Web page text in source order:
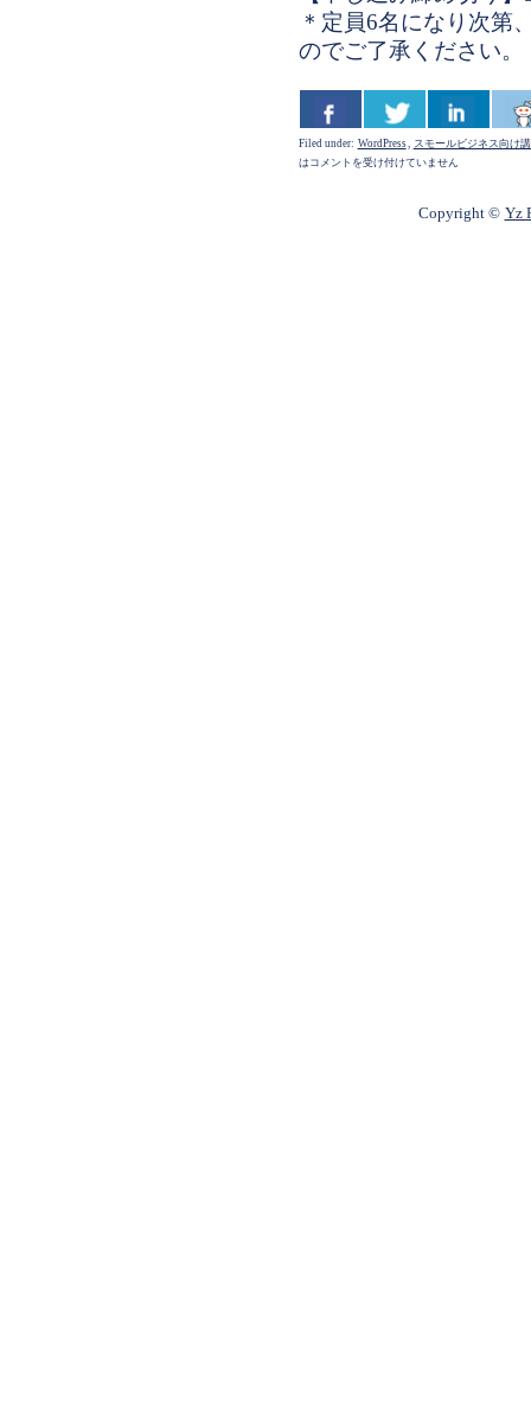
＊定員6名になり次第
のでご了承ください。
Filed under: WordPress, スモールビジネス向け
は コメントを受け付けていません
Copyright © Yz